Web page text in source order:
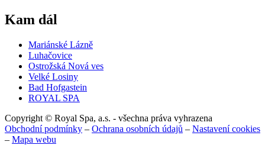
Kam dál
Mariánské Lázně
Luhačovice
Ostrožská Nová ves
Velké Losiny
Bad Hofgastein
ROYAL SPA
Copyright © Royal Spa, a.s. - všechna práva vyhrazena
Obchodní podmínky – Ochrana osobních údajů – Nastavení cookies
– Mapa webu